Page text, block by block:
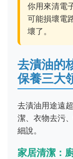
你用來清電
可能損壞電
壞了。
去漬油的
保養三大
去漬油用途遠
潔、衣物去污
細說。
家居清潔：